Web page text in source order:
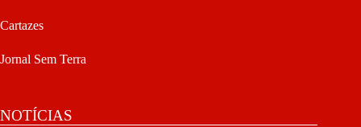
Cartazes
Jornal Sem Terra
NOTÍCIAS